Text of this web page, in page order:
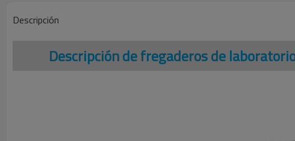
Descripción
Descripción de fregaderos de